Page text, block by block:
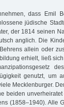
dass Emil
jüdische
der 1814 seinen
anglich. Die
allein oder
erhielt, ließ
genutzt, um
Mecklenburger.
beiden
(1858–1940). Alle